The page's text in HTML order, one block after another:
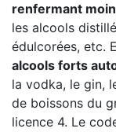
renfermant
les alcools
édulcorées, etc.
alcools forts
la vodka, le gin,
de boissons du
licence 4. Le